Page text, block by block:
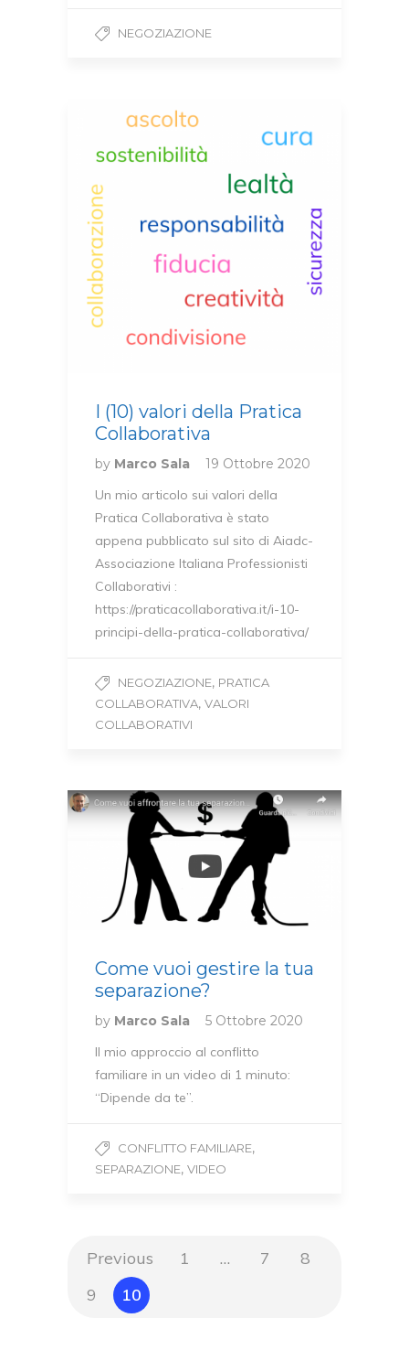
NEGOZIAZIONE
I (10) valori della Pratica
Collaborativa
by Marco Sala
19 Ottobre 2020
Un mio articolo sui valori della
Pratica Collaborativa è stato
appena pubblicato sul sito di Aiadc-
Associazione Italiana Professionisti
Collaborativi :
https://praticacollaborativa.it/i-10-
principi-della-pratica-collaborativa/
NEGOZIAZIONE, PRATICA
COLLABORATIVA, VALORI
COLLABORATIVI
Come vuoi gestire la tua
separazione?
by Marco Sala
5 Ottobre 2020
Il mio approccio al conflitto
familiare in un video di 1 minuto:
“Dipende da te”.
CONFLITTO FAMILIARE,
SEPARAZIONE, VIDEO
Previous 1 … 7
8
9
10